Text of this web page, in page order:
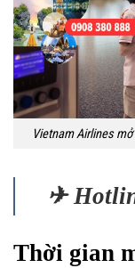
Vietnam Airlines
✈
Thời gian